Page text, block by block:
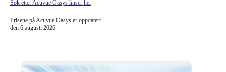
Synsfeil
Optiker
Solbriller
Søk etter Acuvue Oasys linser her
Prisene på Acuvue Oasys er oppdatert
den 6 augusti 2026